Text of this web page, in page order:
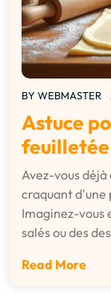
BY WEBMASTER
Astuce
Avez-vous
craquant
Imaginez-vous
salés ou des
Read More